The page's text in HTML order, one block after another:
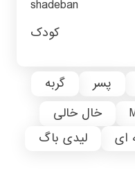
shadeban
کودک
پسر
گربه
خال خالی
ای
لیدی باگ